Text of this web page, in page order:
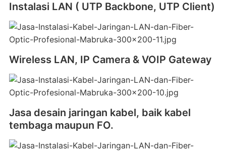
Instalasi LAN ( UTP Backbone, UTP Client)
Wireless LAN, IP Camera & VOIP Gateway
Jasa desain jaringan kabel, baik kabel
tembaga maupun FO.